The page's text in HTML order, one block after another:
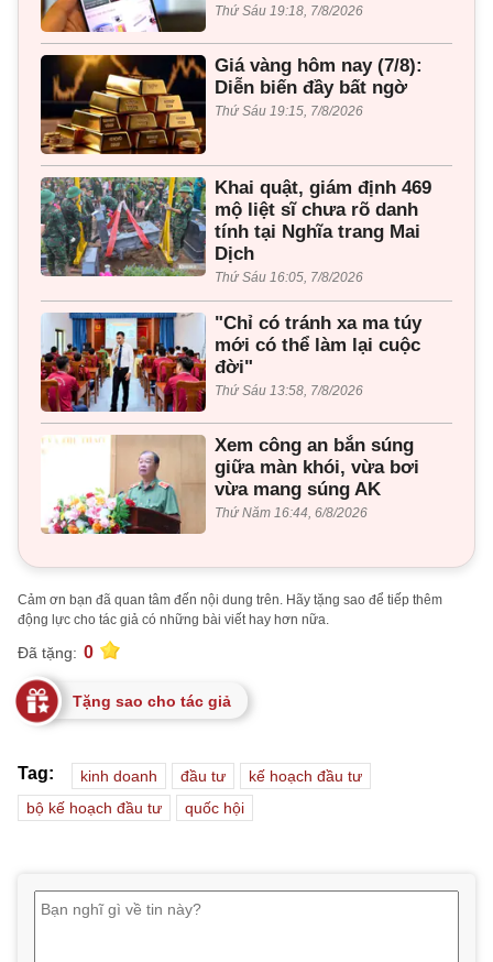
Thứ Sáu 19:18, 7/8/2026
Giá vàng hôm nay (7/8):
Diễn biến đầy bất ngờ
Thứ Sáu 19:15, 7/8/2026
Khai quật, giám định 469
mộ liệt sĩ chưa rõ danh
tính tại Nghĩa trang Mai
Dịch
Thứ Sáu 16:05, 7/8/2026
"Chỉ có tránh xa ma túy
mới có thể làm lại cuộc
đời"
Thứ Sáu 13:58, 7/8/2026
Xem công an bắn súng
giữa màn khói, vừa bơi
vừa mang súng AK
Thứ Năm 16:44, 6/8/2026
Cảm ơn bạn đã quan tâm đến nội dung trên. Hãy tặng sao để tiếp thêm
động lực cho tác giả có những bài viết hay hơn nữa.
Đã tặng: 0
Tặng sao cho tác giả
Tag: kinh doanh đầu tư
kế hoạch đầu tư
bộ kế hoạch đầu tư
quốc hội